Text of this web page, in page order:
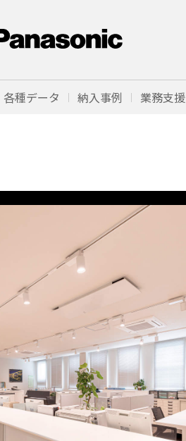
各種データ 納入事例 業務支援